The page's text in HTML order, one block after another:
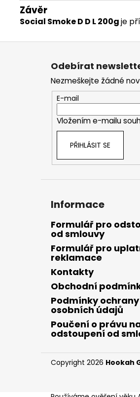
Závěr
Social Smoke D D L 200gje
Z
Odebírat
Nezmeškejte žádné
E-mail
Vložením e-mailu
PŘIHLÁSIT SE
Informace
Formulář pro
od smlouvy
Formulář pro
reklamace
Kontakty
Obchodní
Podmínky ochrany
osobních údajů
Poučení o právu
odstoupení od
Copyright 2026 Hookah